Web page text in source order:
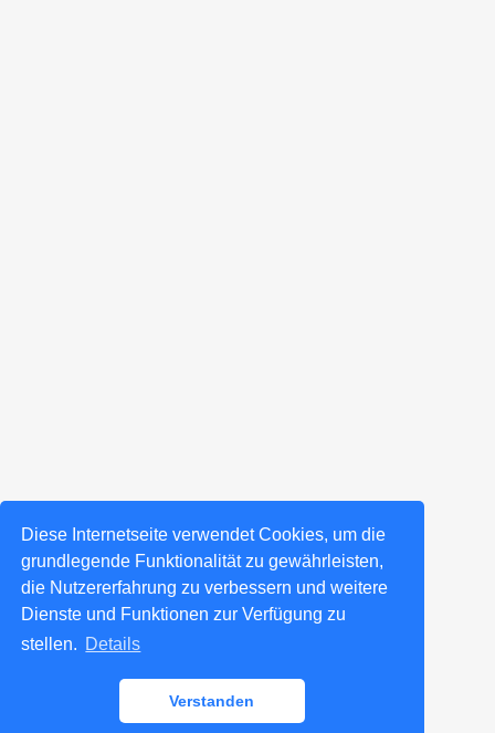
Diese Internetseite verwendet Cookies, um die
grundlegende Funktionalität zu gewährleisten,
die Nutzererfahrung zu verbessern und weitere
Dienste und Funktionen zur Verfügung zu
stellen. Details
Verstanden